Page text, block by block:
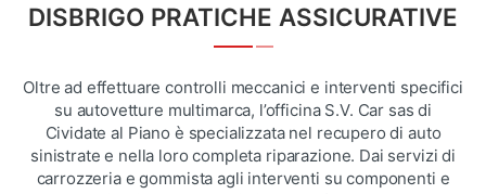
DISBRIGO PRATICHE ASSICURATIVE
Oltre ad effettuare controlli meccanici e interventi specifici
su autovetture multimarca, l’officina S.V. Car sas di
Cividate al Piano è specializzata nel recupero di auto
sinistrate e nella loro completa riparazione. Dai servizi di
carrozzeria e gommista agli interventi su componenti e